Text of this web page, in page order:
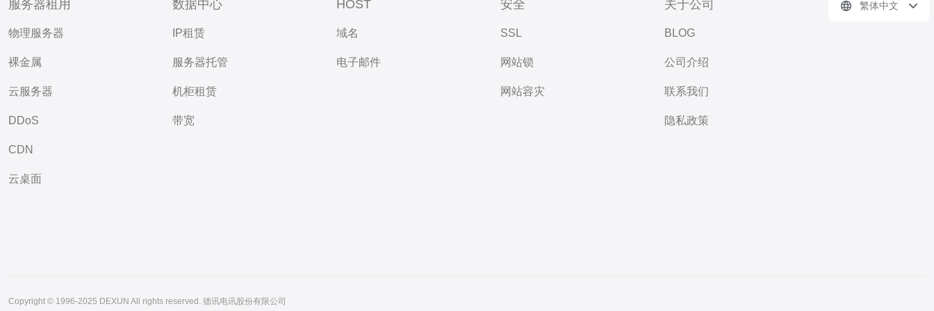
服务器租用
物理服务器
裸金属
云服务器
DDoS
CDN
云桌面
数据中心
IP租赁
服务器托管
机柜租赁
带宽
HOST
域名
电子邮件
安全
SSL
网站锁
网站容灾
关于公司
BLOG
公司介绍
联系我们
隐私政策
繁体中文
Copyright © 1996-2025 DEXUN All rights reserved. 德讯电讯股份有限公司